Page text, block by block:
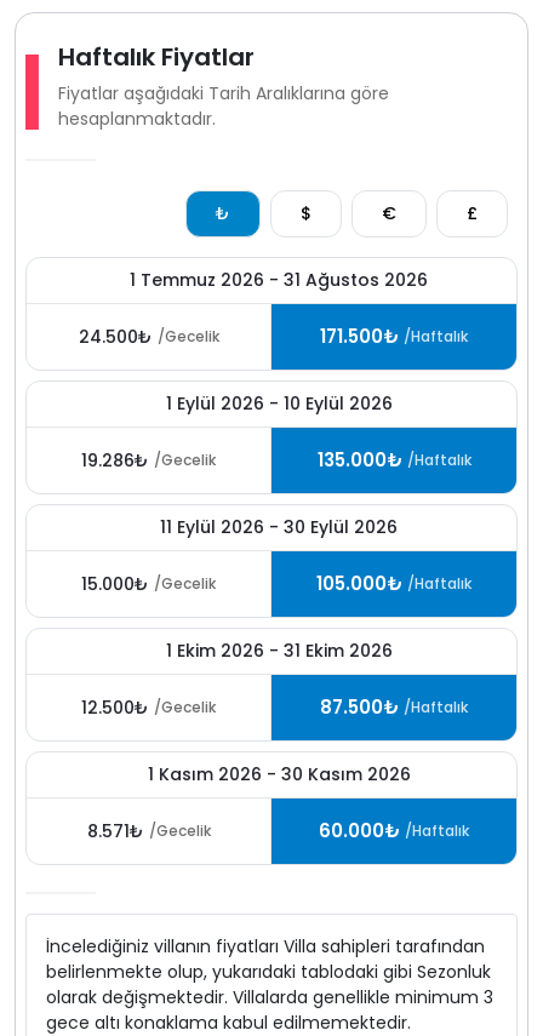
Kalkan Körderenin prestijli konumunda yer alan bu
deniz manzaralı ve
lüks detaylar ve yüksek konfor seviyesiyle ayrıcalıklı bir
kiralık villatatili arayan misafirler için güçlü bir
Haftalık Fiyatlar
Fiyatlar aşağıdaki Tarih Aralıklarına göre
hesaplanmaktadır.
₺ $ € £
1 Temmuz 2026 - 31 Ağustos 2026
24.500₺ /Gecelik 171.500₺ /Haftalık
1 Eylül 2026 - 10 Eylül 2026
19.286₺ /Gecelik 135.000₺ /Haftalık
11 Eylül 2026 - 30 Eylül 2026
15.000₺ /Gecelik 105.000₺ /Haftalık
1 Ekim 2026 - 31 Ekim 2026
12.500₺ /Gecelik 87.500₺ /Haftalık
1 Kasım 2026 - 30 Kasım 2026
8.571₺ /Gecelik 60.000₺ /Haftalık
İncelediğiniz villanın fiyatları Villa sahipleri tarafından
belirlenmekte olup, yukarıdaki tablodaki gibi Sezonluk
olarak değişmektedir. Villalarda genellikle minimum 3
gece altı konaklama kabul edilmemektedir.